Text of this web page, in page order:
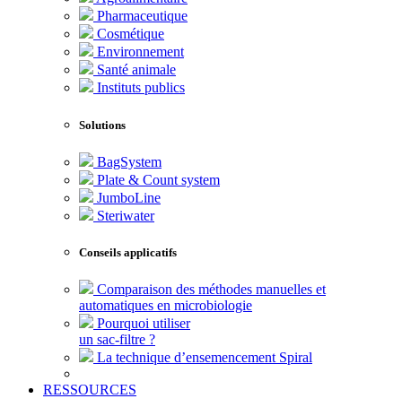
Pharmaceutique
Cosmétique
Environnement
Santé animale
Instituts publics
Solutions
BagSystem
Plate & Count system
JumboLine
Steriwater
Conseils applicatifs
Comparaison des méthodes manuelles et
automatiques en microbiologie
Pourquoi utiliser
un sac-filtre ?
La technique d’ensemencement Spiral
RESSOURCES